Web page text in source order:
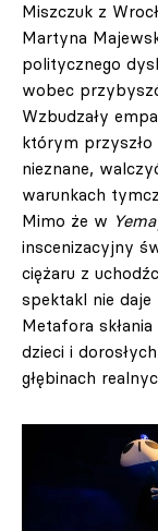
Miszczuk z
Martyna
politycznego
wobec
Wzbudzały
którym przyszło
nieznane,
warunkach
Mimo że w
inscenizacyjny
ciężaru z
spektakl nie
Metafora
dzieci i
głębinach